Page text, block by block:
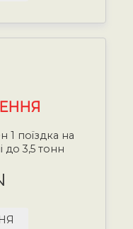
1 поїздка на
до 3,5 тонн